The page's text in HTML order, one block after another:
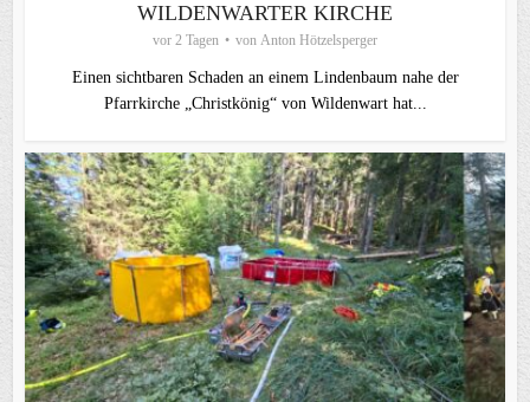
WILDENWARTER KIRCHE
vor 2 Tagen von Anton Hötzelsperger
Einen sichtbaren Schaden an einem Lindenbaum nahe der
Pfarrkirche „Christkönig“ von Wildenwart hat...